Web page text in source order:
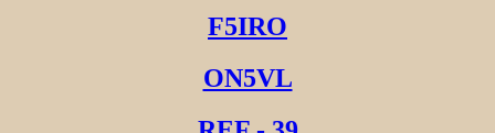
F5IRO
ON5VL